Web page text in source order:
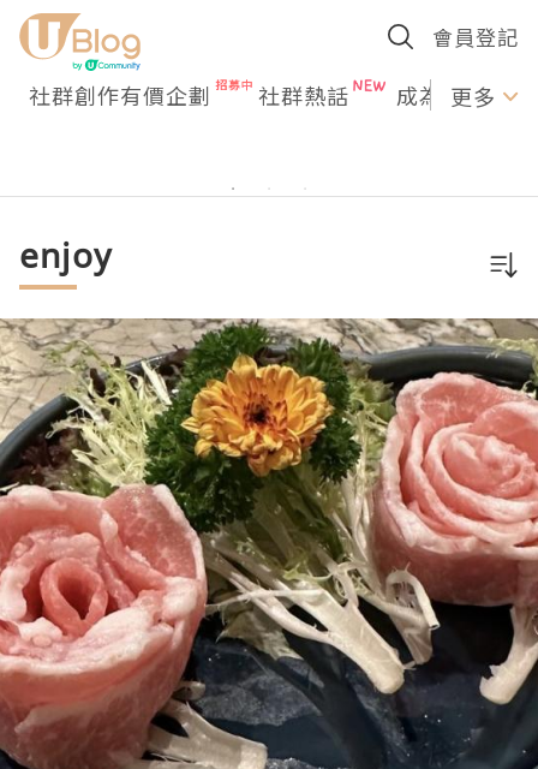
會員登記
社群創作有價企劃 社群熱話 成為U更多
enjoy